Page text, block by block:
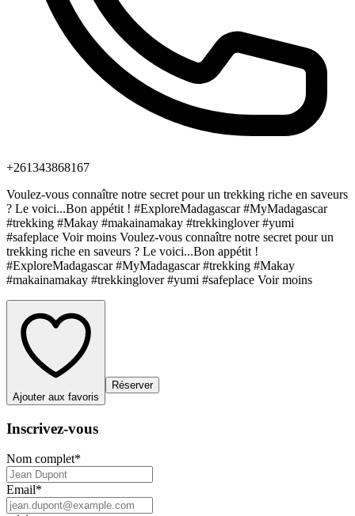
+261343868167
Voulez-vous connaître notre secret pour un trekking riche en saveurs
? Le voici...Bon appétit ! #ExploreMadagascar #MyMadagascar
#trekking #Makay #makainamakay #trekkinglover #yumi
#safeplace Voir moins Voulez-vous connaître notre secret pour un
trekking riche en saveurs ? Le voici...Bon appétit !
#ExploreMadagascar #MyMadagascar #trekking #Makay
#makainamakay #trekkinglover #yumi #safeplace Voir moins
Ajouter aux favoris
Réserver
Inscrivez-vous
Nom complet*
Email*